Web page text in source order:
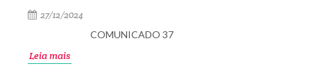
27/12/2024
COMUNICADO 37
Leia mais